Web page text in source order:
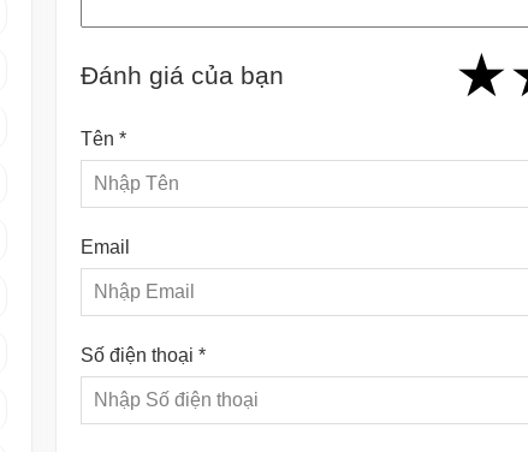
Đánh giá của bạn ★
★
★
★
★
Tên *
Email
Số điện thoại *